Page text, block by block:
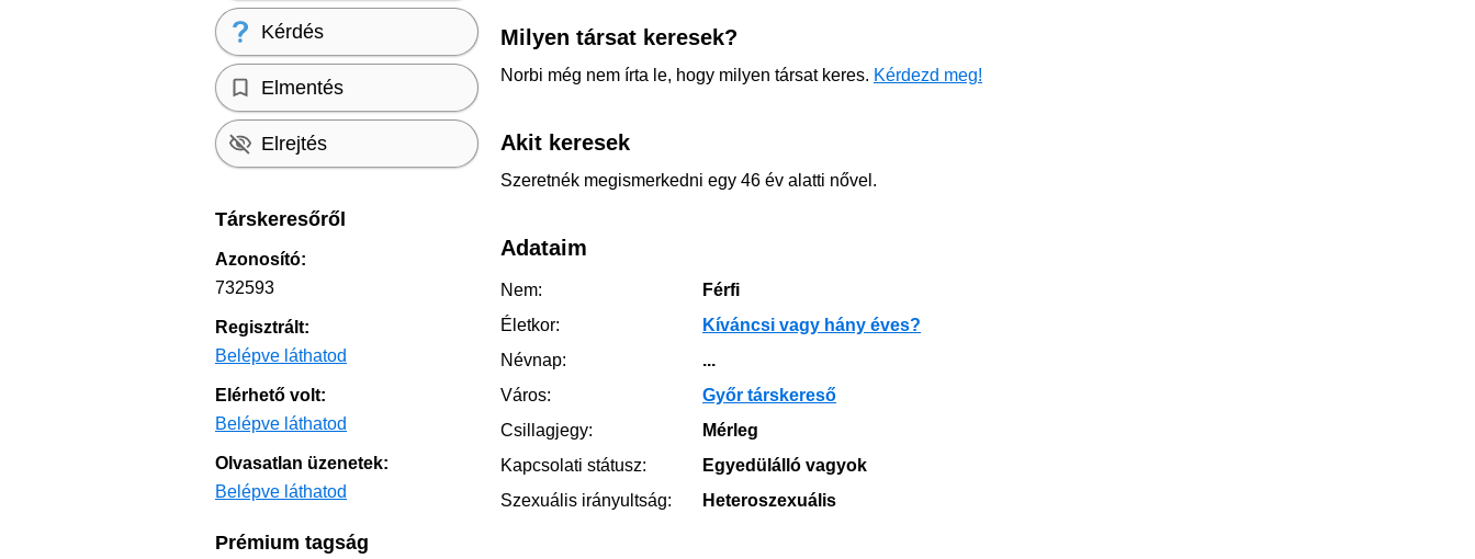
Milyen társat keresek?
Norbi még nem írta le, hogy milyen társat keres. Kérdezd meg!
Akit keresek
Szeretnék megismerkedni egy 46 év alatti nővel.
Adataim
Nem:
Férfi
Életkor:
Kíváncsi vagy hány éves?
Névnap:
...
Város:
Győr társkereső
Csillagjegy:
Mérleg
Kapcsolati státusz:
Egyedülálló vagyok
Szexuális irányultság:
Heteroszexuális
Kérdés
Elmentés
Elrejtés
Társkeresőről
Azonosító:
732593
Regisztrált:
Belépve láthatod
Elérhető volt:
Belépve láthatod
Olvasatlan üzenetek:
Belépve láthatod
Prémium tagság